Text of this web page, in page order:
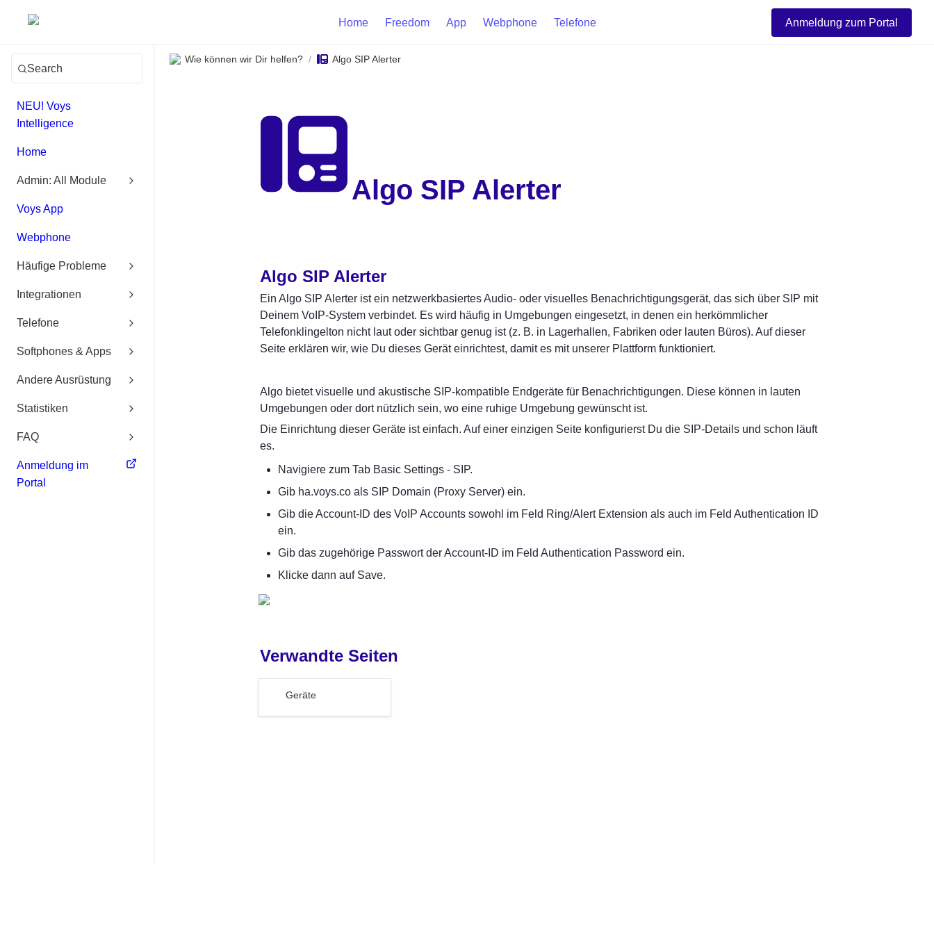
Home Freedom App Webphone Telefone Anmeldung zum Portal
Search
NEU! Voys
Intelligence
Home
Admin: All Module
Voys App
Webphone
Häufige Probleme
Integrationen
Telefone
Softphones & Apps
Andere Ausrüstung
Statistiken
FAQ
Anmeldung im
Portal
Wie können wir Dir helfen? / Algo SIP Alerter
Algo SIP Alerter
Algo SIP Alerter
Ein Algo SIP Alerter ist ein netzwerkbasiertes Audio- oder visuelles Benachrichtigungsgerät, das sich über SIP mit
Deinem VoIP-System verbindet. Es wird häufig in Umgebungen eingesetzt, in denen ein herkömmlicher
Telefonklingelton nicht laut oder sichtbar genug ist (z. B. in Lagerhallen, Fabriken oder lauten Büros). Auf dieser
Seite erklären wir, wie Du dieses Gerät einrichtest, damit es mit unserer Plattform funktioniert.
Algo bietet visuelle und akustische SIP-kompatible Endgeräte für Benachrichtigungen. Diese können in lauten
Umgebungen oder dort nützlich sein, wo eine ruhige Umgebung gewünscht ist.
Die Einrichtung dieser Geräte ist einfach. Auf einer einzigen Seite konfigurierst Du die SIP-Details und schon läuft
es.
Navigiere zum Tab Basic Settings - SIP.
Gib ha.voys.co als SIP Domain (Proxy Server) ein.
Gib die Account-ID des VoIP Accounts sowohl im Feld Ring/Alert Extension als auch im Feld Authentication ID
ein.
Gib das zugehörige Passwort der Account-ID im Feld Authentication Password ein.
Klicke dann auf Save.
Verwandte Seiten
Geräte